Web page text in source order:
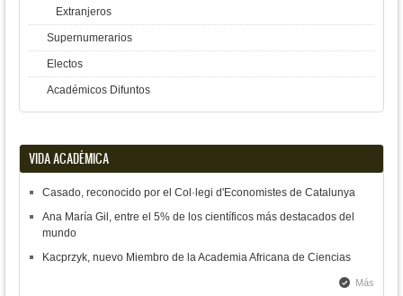
Extranjeros
Supernumerarios
Electos
Académicos Difuntos
VIDA ACADÉMICA
Casado, reconocido por el Col·legi d'Economistes de Catalunya
Ana María Gil, entre el 5% de los científicos más destacados del
mundo
Kacprzyk, nuevo Miembro de la Academia Africana de Ciencias
Más